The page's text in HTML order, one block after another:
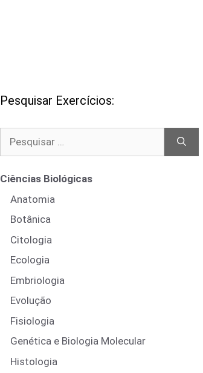
Pesquisar Exercícios:
Ciências Biológicas
Anatomia
Botânica
Citologia
Ecologia
Embriologia
Evolução
Fisiologia
Genética e Biologia Molecular
Histologia